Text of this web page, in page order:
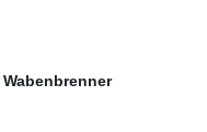
Wabenbrenner